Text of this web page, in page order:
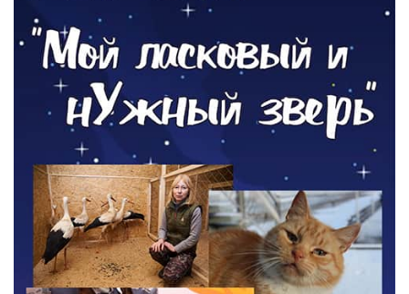
Где хранить велосипед?
06.08.2026